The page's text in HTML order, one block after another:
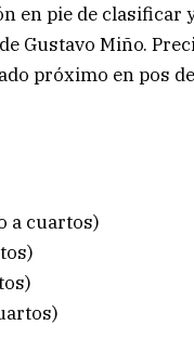
en pie de
Gustavo Miño.
próximo en pos
a cuartos)